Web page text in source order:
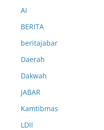
AI
BERITA
beritajabar
Daerah
Dakwah
JABAR
Kamtibmas
LDII